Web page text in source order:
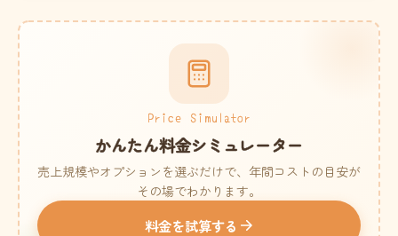
Price Simulator
かんたん料金シミュレーター
売上規模やオプションを選ぶだけで、年間コストの目安が
その場でわかります。
料金を試算する